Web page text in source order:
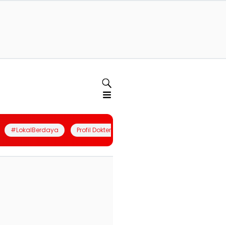
#LokalBerdaya Profil Dokter